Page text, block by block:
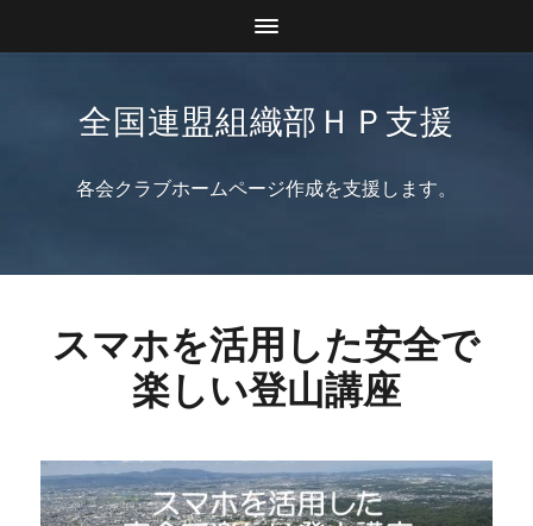
全国連盟組織部ＨＰ支援
各会クラブホームページ作成を支援します。
スマホを活用した安全で
楽しい登山講座